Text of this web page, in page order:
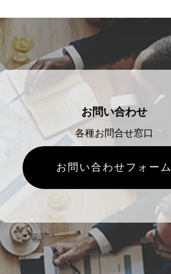
お問い合わせ
各種お問合せ窓口
お問い合わせフォーム